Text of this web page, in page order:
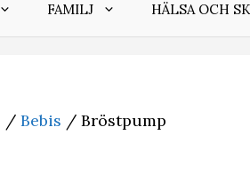
FAMILJ HÄLSA OCH
/ Bebis / Bröstpump